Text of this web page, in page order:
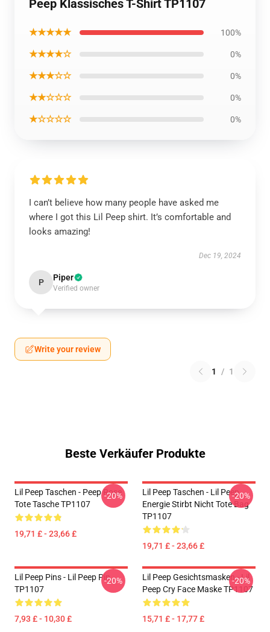
Peep Klassisches T-Shirt TP1107
★★★★★ 100%
★★★★☆ 0%
★★★☆☆ 0%
★★☆☆☆ 0%
★☆☆☆☆ 0%
I can’t believe how many people have asked me
where I got this Lil Peep shirt. It’s comfortable and
looks amazing!
Dec 19, 2024
P Piper
Verified owner
Write your review
1 / 1
Beste Verkäufer Produkte
Lil Peep Taschen - Peep Rose
Tote Tasche TP1107
19,71 £ - 23,66 £
-20%
Lil Peep Taschen - Lil Peep
Energie Stirbt Nicht Tote Bag
TP1107
19,71 £ - 23,66 £
-20%
Lil Peep Pins - Lil Peep Pin
TP1107
7,93 £ - 10,30 £
-20%
Lil Peep Gesichtsmasken - Lil
Peep Cry Face Maske TP1107
15,71 £ - 17,77 £
-20%